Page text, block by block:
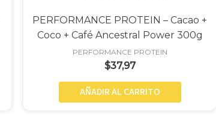
PERFORMANCE PROTEIN – Cacao +
Coco + Café Ancestral Power 300g
PERFORMANCE PROTEIN
$37,97
AÑADIR AL CARRITO